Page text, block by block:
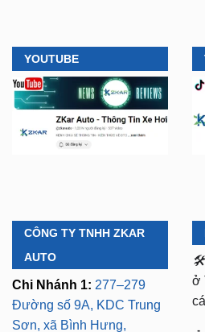
Đường số 9A, KDC Trung
Sơn, xã Bình Hưng,
TP.HCM (giáp khu Him
Lam Quận 7)
⏱️